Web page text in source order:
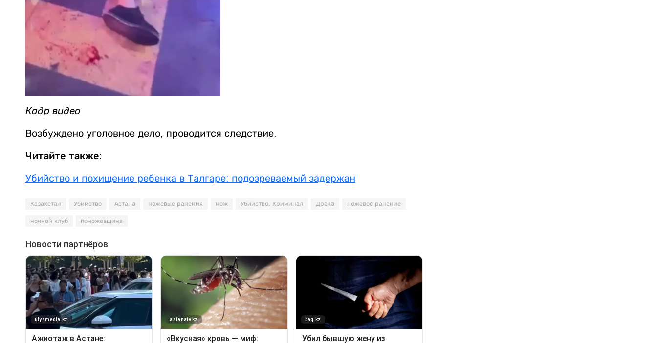
Кадр видео
Возбуждено уголовное дело, проводится следствие.
Читайте также:
Убийство и похищение ребенка в Талгаре: подозреваемый задержан
Казахстан Убийство Астана ножевые ранения нож Убийство. Криминал Драка ножевое ранение
ночной клуб поножовщина